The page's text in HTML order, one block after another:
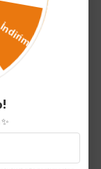
tatlı isteği
tutar hem de
aynı